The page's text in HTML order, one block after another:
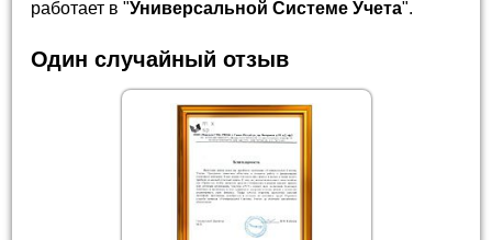
работает в "Универсальной Системе Учета".
Один случайный отзыв